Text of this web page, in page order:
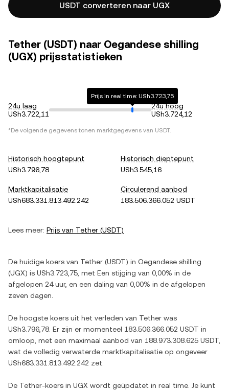
USDT converteren naar UGX
Tether (USDT) naar Oegandese shilling
(UGX) prijsstatistieken
24u laag
USh3.722,11
Prijs in real time: USh3.723,75
24u hoog
USh3.724,12
*De volgende gegevens tonen marktgegevens van USDT.
Historisch hoogtepunt
USh3.796,78
Historisch dieptepunt
USh3.545,16
Marktkapitalisatie
USh683.331.813.492.242
Circulerend aanbod
183.506.366.052 USDT
Lees meer: Prijs van Tether (USDT)
De huidige koers van Tether (USDT) in Oegandese shilling
(UGX) is USh3.723,75 , met Een stijging van 0,00% in de
afgelopen 24 uur, en een daling van 0,00% in de afgelopen
zeven dagen.
De hoogste koers uit het verleden van Tether was
USh3.796,78 . Er zijn er momenteel 183.506.366.052 USDT in
omloop, met een maximaal aanbod van 188.973.308.625 USDT
wat de volledig verwaterde marktkapitalisatie op ongeveer
USh683.331.813.492.242 zet.
De Tether-koers in UGX wordt geüpdatet in real time. Je kunt